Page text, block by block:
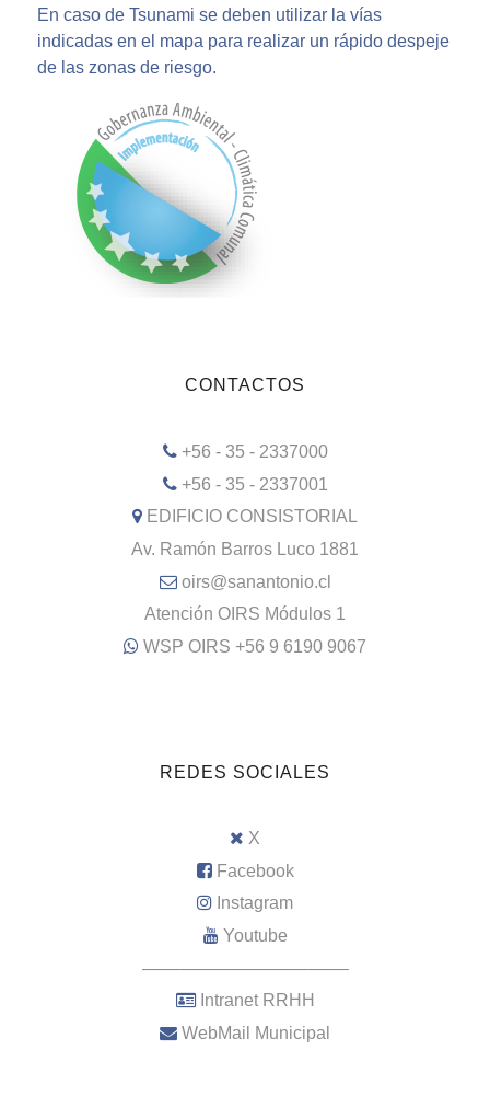
En caso de Tsunami se deben utilizar la vías
indicadas en el mapa para realizar un rápido despeje
de las zonas de riesgo.
CONTACTOS
+56 - 35 - 2337000
+56 - 35 - 2337001
EDIFICIO CONSISTORIAL
Av. Ramón Barros Luco 1881
oirs@sanantonio.cl
Atención OIRS Módulos 1
WSP OIRS +56 9 6190 9067
REDES SOCIALES
X
Facebook
Instagram
Youtube
–––––––––––––––––––––
Intranet RRHH
WebMail Municipal